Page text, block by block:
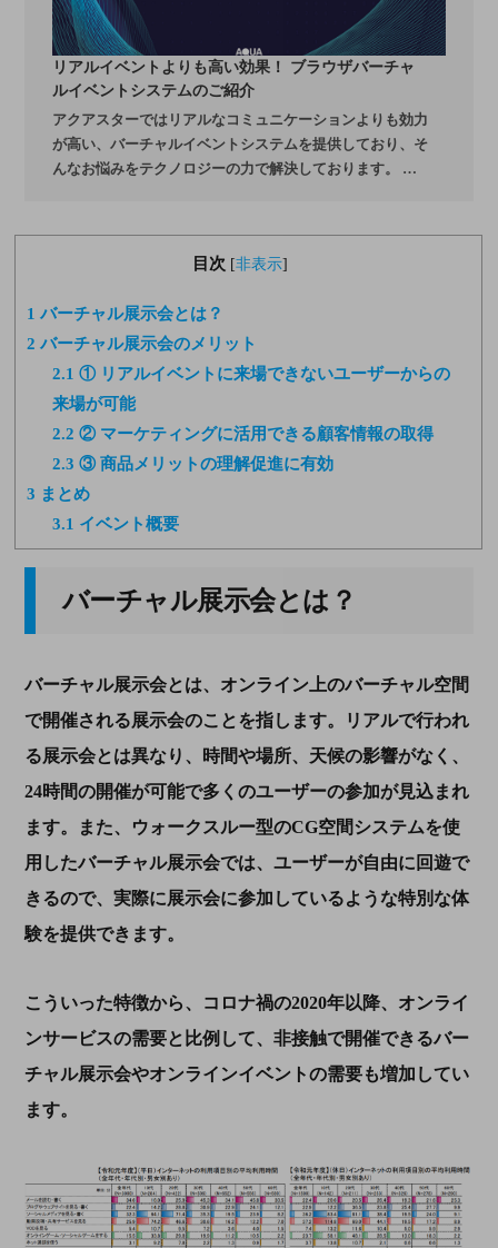
リアルイベントよりも高い効果！ ブラウザバーチャ
ルイベントシステムのご紹介
アクアスターではリアルなコミュニケーションよりも効力
が高い、バーチャルイベントシステムを提供しており、そ
んなお悩みをテクノロジーの力で解決しております。 他
目次 [非表示]
1 バーチャル展示会とは？
2 バーチャル展示会のメリット
2.1 ① リアルイベントに来場できないユーザーからの
来場が可能
2.2 ② マーケティングに活用できる顧客情報の取得
2.3 ③ 商品メリットの理解促進に有効
3 まとめ
3.1 イベント概要
バーチャル展示会とは？
バーチャル展示会とは、オンライン上のバーチャル空間
で開催される展示会のことを指します。リアルで行われ
る展示会とは異なり、時間や場所、天候の影響がなく、
24時間の開催が可能で多くのユーザーの参加が見込まれ
ます。また、ウォークスルー型のCG空間システムを使
用したバーチャル展示会では、ユーザーが自由に回遊で
きるので、実際に展示会に参加しているような特別な体
験を提供できます。
こういった特徴から、コロナ禍の2020年以降、オンライ
ンサービスの需要と比例して、非接触で開催できるバー
チャル展示会やオンラインイベントの需要も増加してい
ます。